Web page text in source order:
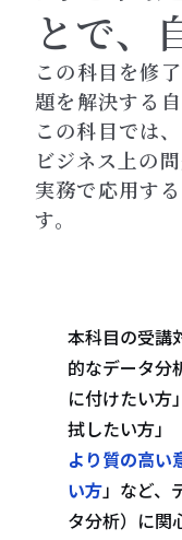
とで、
この科目を修
題を解決する
この科目では
ビジネス上の
実務で応用す
す。
本科目の受講
的なデータ分
に付けたい方
拭したい方」
より質の高い
い方」など、
タ分析）に関